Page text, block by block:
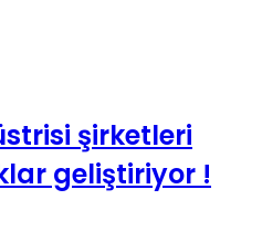
şirketleri
geliştiriyor !